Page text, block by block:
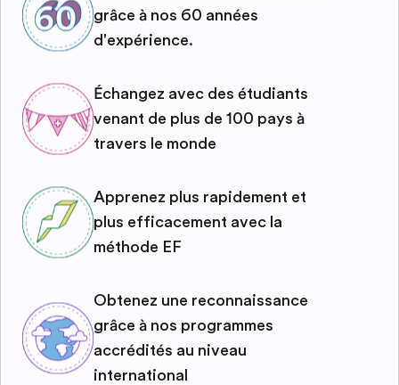
grâce à nos 60 années
d'expérience.
Échangez avec des étudiants
venant de plus de 100 pays à
travers le monde
Apprenez plus rapidement et
plus efficacement avec la
méthode EF
Obtenez une reconnaissance
grâce à nos programmes
accrédités au niveau
international